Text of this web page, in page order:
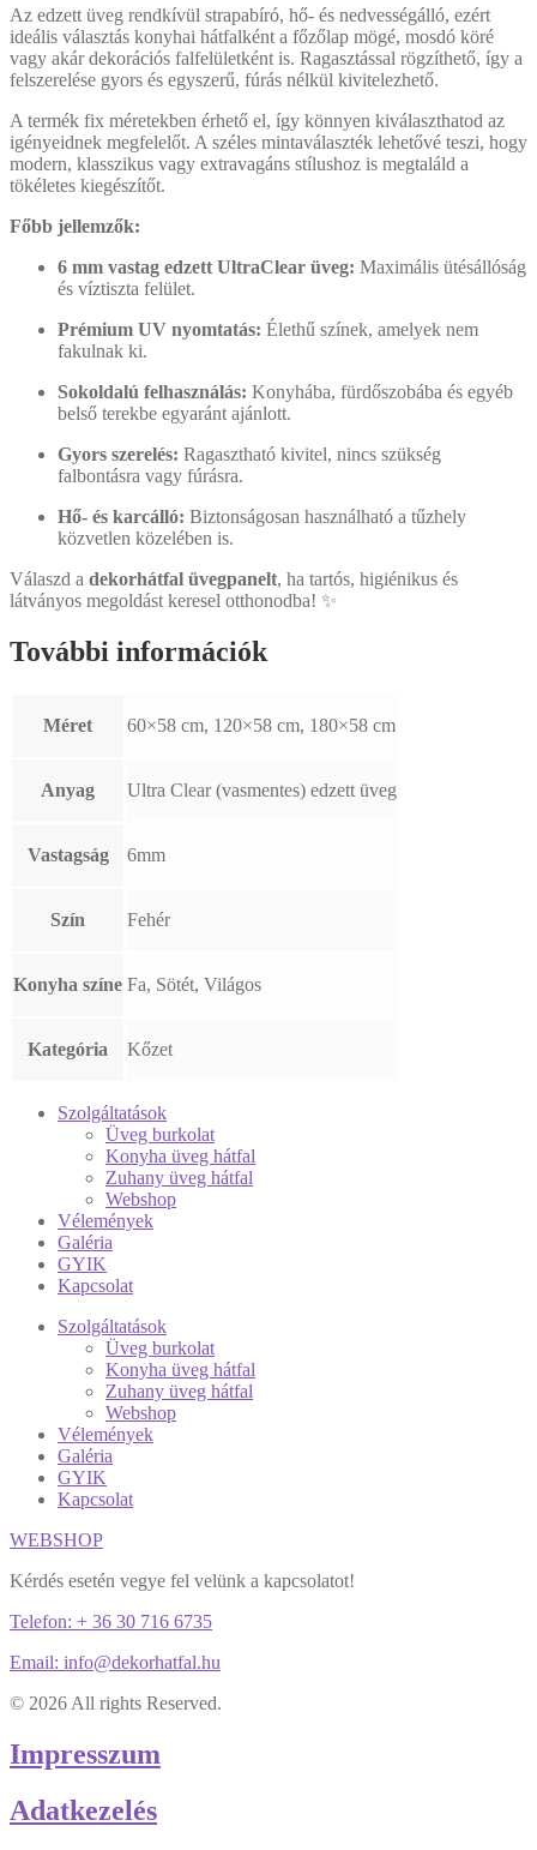
Az edzett üveg rendkívül strapabíró, hő- és nedvességálló, ezért
ideális választás konyhai hátfalként a főzőlap mögé, mosdó köré
vagy akár dekorációs falfelületként is. Ragasztással rögzíthető, így a
felszerelése gyors és egyszerű, fúrás nélkül kivitelezhető.
A termék fix méretekben érhető el, így könnyen kiválaszthatod az
igényeidnek megfelelőt. A széles mintaválaszték lehetővé teszi, hogy
modern, klasszikus vagy extravagáns stílushoz is megtaláld a
tökéletes kiegészítőt.
Főbb jellemzők:
6 mm vastag edzett UltraClear üveg: Maximális ütésállóság
és víztiszta felület.
Prémium UV nyomtatás: Élethű színek, amelyek nem
fakulnak ki.
Sokoldalú felhasználás: Konyhába, fürdőszobába és egyéb
belső terekbe egyaránt ajánlott.
Gyors szerelés: Ragasztható kivitel, nincs szükség
falbontásra vagy fúrásra.
Hő- és karcálló: Biztonságosan használható a tűzhely
közvetlen közelében is.
Válaszd a dekorhátfal üvegpanelt, ha tartós, higiénikus és
látványos megoldást keresel otthonodba! ✨
További információk
Méret 60×58 cm, 120×58 cm, 180×58 cm
Anyag Ultra Clear (vasmentes) edzett üveg
Vastagság 6mm
Szín Fehér
Konyha színe Fa, Sötét, Világos
Kategória Kőzet
Szolgáltatások
Üveg burkolat
Konyha üveg hátfal
Zuhany üveg hátfal
Webshop
Vélemények
Galéria
GYIK
Kapcsolat
Szolgáltatások
Üveg burkolat
Konyha üveg hátfal
Zuhany üveg hátfal
Webshop
Vélemények
Galéria
GYIK
Kapcsolat
WEBSHOP
Kérdés esetén vegye fel velünk a kapcsolatot!
Telefon: + 36 30 716 6735
Email: info@dekorhatfal.hu
© 2026 All rights Reserved.
Impresszum
Adatkezelés